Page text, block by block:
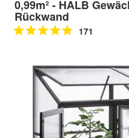
0,99m² - HALB
Rückwand
171